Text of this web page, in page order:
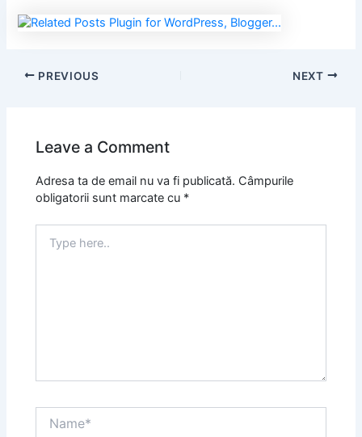
PREVIOUS NEXT
Leave a Comment
Adresa ta de email nu va fi publicată. Câmpurile
obligatorii sunt marcate cu *
here..